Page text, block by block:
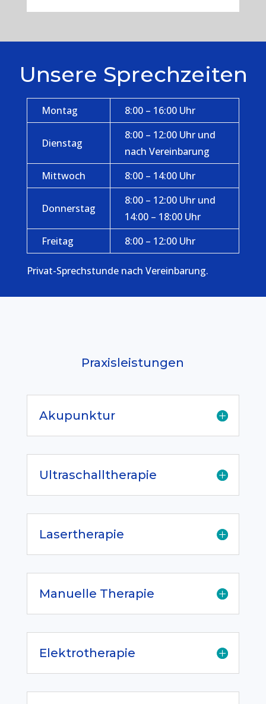
Unsere Sprechzeiten
Montag 8:00 – 16:00 Uhr
Dienstag
8:00 – 12:00 Uhr und
nach Vereinbarung
Mittwoch
8:00 – 14:00 Uhr
Donnerstag
8:00 – 12:00 Uhr und
14:00 – 18:00 Uhr
Freitag
8:00 – 12:00 Uhr
Privat-Sprechstunde nach Vereinbarung.
Praxisleistungen
Akupunktur
Ultraschalltherapie
Lasertherapie
Manuelle Therapie
Elektrotherapie